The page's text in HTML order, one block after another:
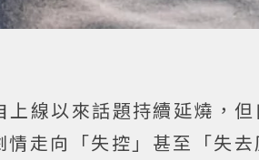
線以來話題持續延燒，但
走向「失控」甚至「失去